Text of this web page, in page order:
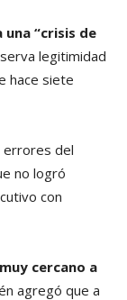
una “crisis de
legitimidad
hace siete
errores del
no logró
con
cercano a
agregó que a